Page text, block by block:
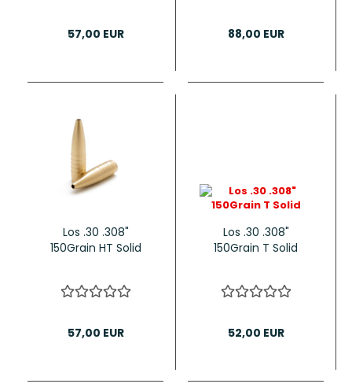
57,00 EUR 88,00 EUR
Los .30 .308"
150Grain HT Solid
57,00 EUR
Los .30 .308"
150Grain T Solid
52,00 EUR